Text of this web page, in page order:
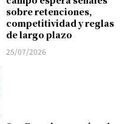
sobre retenciones,
competitividad y reglas
de largo plazo
25/07/2026